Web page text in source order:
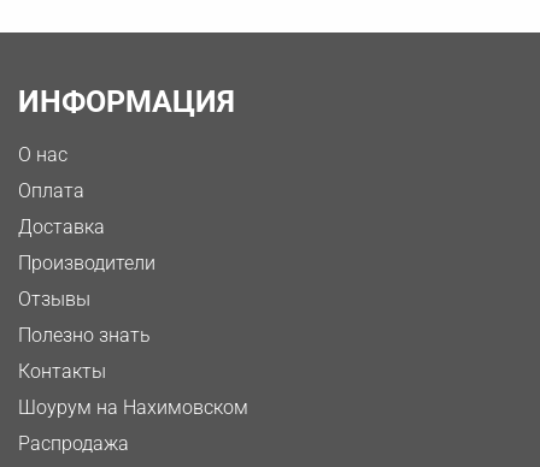
ИНФОРМАЦИЯ
О нас
Оплата
Доставка
Производители
Отзывы
Полезно знать
Контакты
Шоурум на Нахимовском
Распродажа